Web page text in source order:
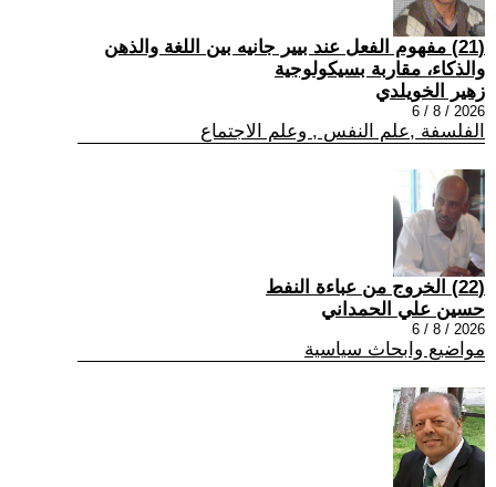
(21) مفهوم الفعل عند بيير جانيه بين اللغة والذهن
والذكاء، مقاربة بسيكولوجية
زهير الخويلدي
2026 / 8 / 6
الفلسفة ,علم النفس , وعلم الاجتماع
(22) الخروج من عباءة النفط
حسين علي الحمداني
2026 / 8 / 6
مواضيع وابحاث سياسية